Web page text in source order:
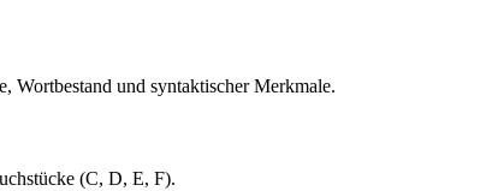
Wortbestand und syntaktischer Merkmale.
(C, D, E, F).